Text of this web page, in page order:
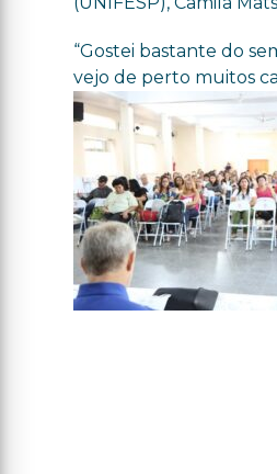
“Gostei bastante do
vejo de perto muitos